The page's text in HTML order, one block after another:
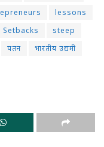
lessons
Setbacks
steep
पतन
भारतीय उद्यमी